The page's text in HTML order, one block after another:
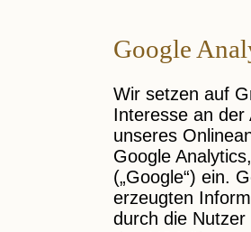
Google
Wir setzen auf
Interesse an der
unseres
Google
(„Google“) ein.
erzeugten
durch die